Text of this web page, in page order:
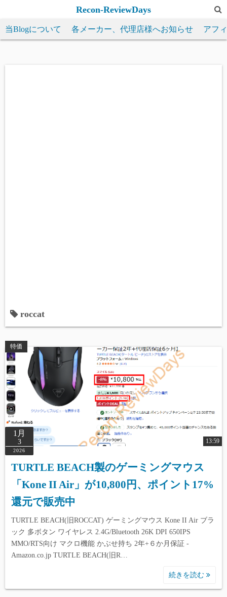
テ
Recon-ReviewDays
当Blogについて 各メーカー、代理店様へお知らせ アフ
roccat
特価
1月
3
2026
13:59
TURTLE BEACH製のゲーミングマウス
「Kone II Air」が10,800円、ポイント17%
還元で販売中
TURTLE BEACH(旧ROCCAT) ゲーミングマウス Kone II Air ブラ
ック 多ボタン ワイヤレス 2.4G/Bluetooth 26K DPI 650IPS
MMO/RTS向け マクロ機能 かぶせ持ち 2年+６か月保証 -
Amazon.co.jp TURTLE BEACH(旧R…
続きを読む